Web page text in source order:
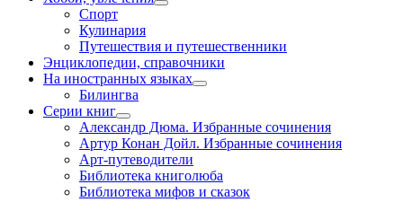
Спорт
Кулинария
Путешествия и путешественники
Энциклопедии, справочники
На иностранных языках
Билингва
Серии книг
Александр Дюма. Избранные сочинения
Артур Конан Дойл. Избранные сочинения
Арт-путеводители
Библиотека книголюба
Библиотека мифов и сказок